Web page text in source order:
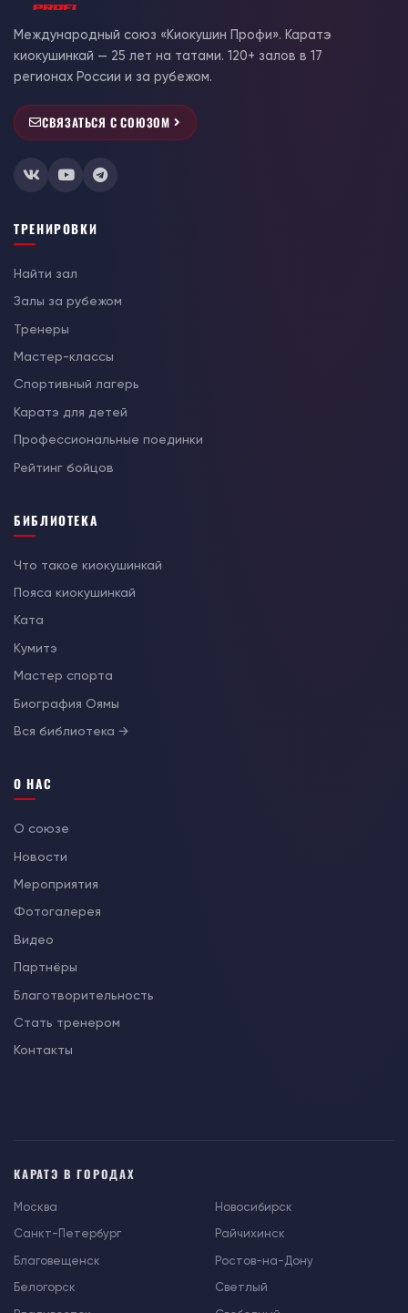
Международный союз «Киокушин Профи». Каратэ
киокушинкай — 25 лет на татами. 120+ залов в 17
регионах России и за рубежом.
СВЯЗАТЬСЯ С СОЮЗОМ
ТРЕНИРОВКИ
Найти зал
Залы за рубежом
Тренеры
Мастер-классы
Спортивный лагерь
Каратэ для детей
Профессиональные поединки
Рейтинг бойцов
БИБЛИОТЕКА
Что такое киокушинкай
Пояса киокушинкай
Ката
Кумитэ
Мастер спорта
Биография Оямы
Вся библиотека →
О НАС
О союзе
Новости
Мероприятия
Фотогалерея
Видео
Партнёры
Благотворительность
Стать тренером
Контакты
КАРАТЭ В ГОРОДАХ
Москва
Санкт-Петербург
Благовещенск
Белогорск
Новосибирск
Райчихинск
Ростов-на-Дону
Светлый